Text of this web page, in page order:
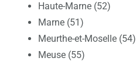
Haute-Marne (52)
Marne (51)
Meurthe-et-Moselle (54)
Meuse (55)